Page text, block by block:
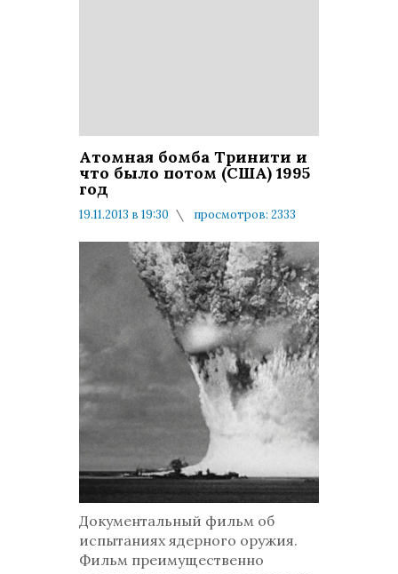
Атомная бомба Тринити и
что было потом (США) 1995
год
19.11.2013 в 19:30
просмотров: 2333
Документальный фильм об
испытаниях ядерного оружия.
Фильм преимущественно